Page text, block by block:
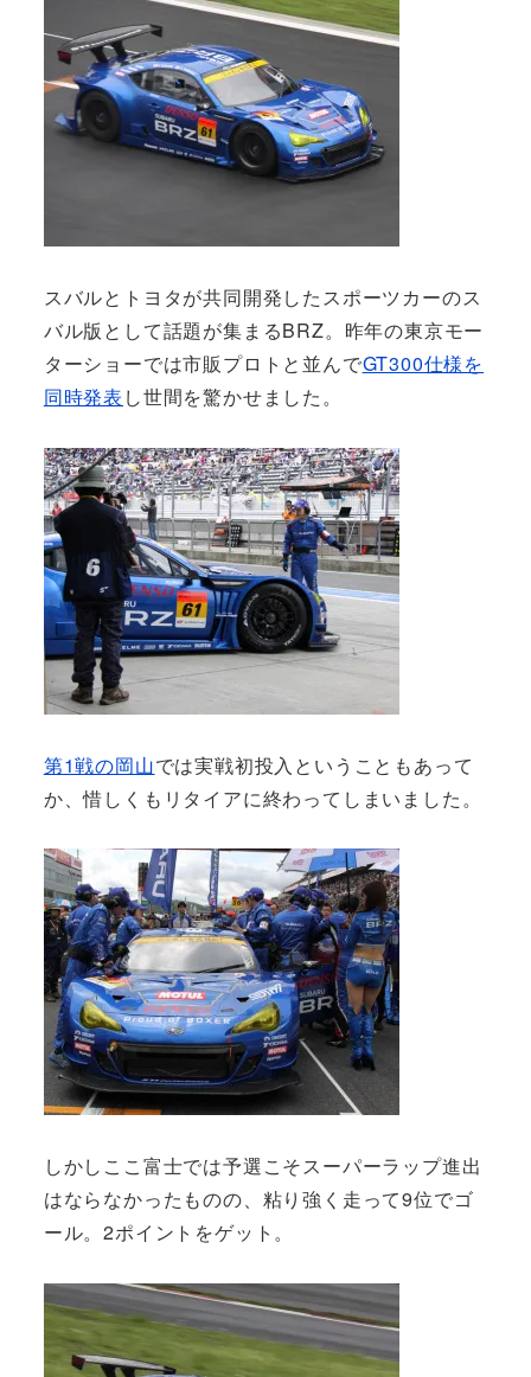
スバルとトヨタが共同開発したスポーツカーのス
バル版として話題が集まるBRZ。昨年の東京モー
ターショーでは市販プロトと並んでGT300仕様を
同時発表 し世間を驚かせました。
第1戦の岡山では実戦初投入ということもあって
か、惜しくもリタイアに終わってしまいました。
しかしここ富士では予選こそスーパーラップ進出
はならなかったものの、粘り強く走って9位でゴ
ール。2ポイントをゲット。